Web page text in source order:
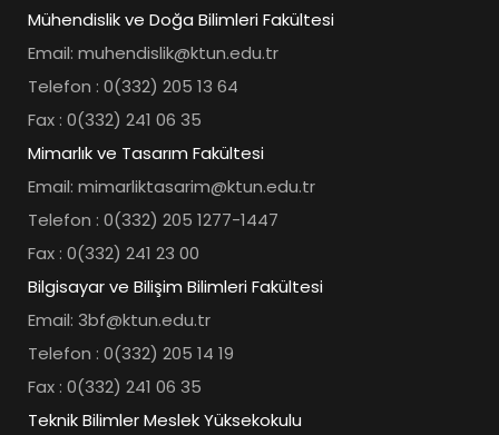
Mühendislik ve Doğa Bilimleri Fakültesi
Email: muhendislik@ktun.edu.tr
Telefon : 0(332) 205 13 64
Fax : 0(332) 241 06 35
Mimarlık ve Tasarım Fakültesi
Email: mimarliktasarim@ktun.edu.tr
Telefon : 0(332) 205 1277-1447
Fax : 0(332) 241 23 00
Bilgisayar ve Bilişim Bilimleri Fakültesi
Email: 3bf@ktun.edu.tr
Telefon : 0(332) 205 14 19
Fax : 0(332) 241 06 35
Teknik Bilimler Meslek Yüksekokulu